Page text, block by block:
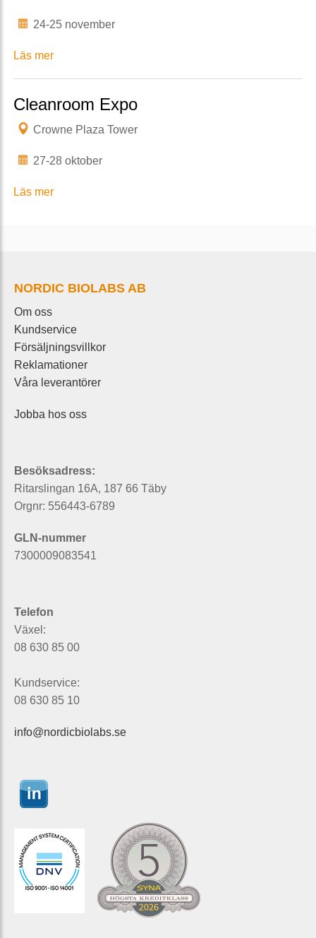
24-25 november
Läs mer
Cleanroom Expo
Crowne Plaza Tower
27-28 oktober
Läs mer
NORDIC BIOLABS AB
Om oss
Kundservice
Försäljningsvillkor
Reklamationer
Våra leverantörer
Jobba hos oss
Besöksadress:
Ritarslingan 16A, 187 66 Täby
Orgnr: 556443-6789
GLN-nummer
7300009083541
Telefon
Växel:
08 630 85 00
Kundservice:
08 630 85 10
info@nordicbiolabs.se